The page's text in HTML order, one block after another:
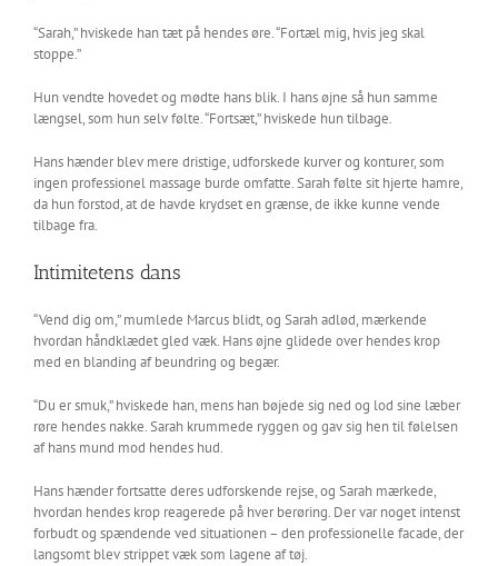
“Sarah,” hviskede han tæt på hendes øre. “Fortæl mig, hvis jeg skal
stoppe.”
Hun vendte hovedet og mødte hans blik. I hans øjne så hun samme
længsel, som hun selv følte. “Fortsæt,” hviskede hun tilbage.
Hans hænder blev mere dristige, udforskede kurver og konturer, som
ingen professionel massage burde omfatte. Sarah følte sit hjerte hamre,
da hun forstod, at de havde krydset en grænse, de ikke kunne vende
tilbage fra.
Intimitetens dans
“Vend dig om,” mumlede Marcus blidt, og Sarah adlød, mærkende
hvordan håndklædet gled væk. Hans øjne glidede over hendes krop
med en blanding af beundring og begær.
“Du er smuk,” hviskede han, mens han bøjede sig ned og lod sine læber
røre hendes nakke. Sarah krummede ryggen og gav sig hen til følelsen
af hans mund mod hendes hud.
Hans hænder fortsatte deres udforskende rejse, og Sarah mærkede,
hvordan hendes krop reagerede på hver berøring. Der var noget intenst
forbudt og spændende ved situationen – den professionelle facade, der
langsomt blev strippet væk som lagene af tøj.